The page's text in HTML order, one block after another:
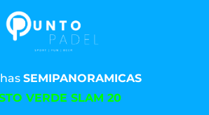
SEMIPANORAMICAS
VERDE SLAM 20